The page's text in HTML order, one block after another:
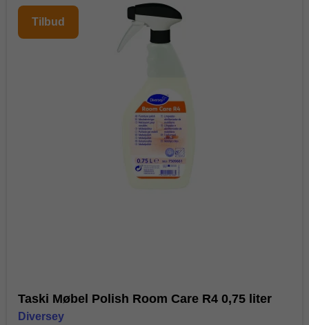
Tilbud
Taski Møbel Polish Room Care R4 0,75 liter
Diversey